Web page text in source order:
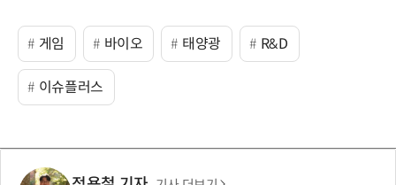
게임 바이오 태양광 R&D
이슈플러스